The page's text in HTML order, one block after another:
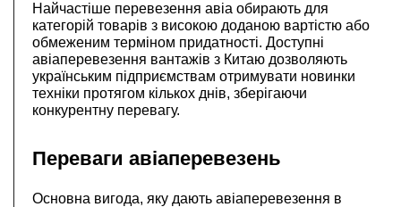
Найчастіше перевезення авіа обирають для
категорій товарів з високою доданою вартістю або
обмеженим терміном придатності. Доступні
авіаперевезення вантажів з Китаю дозволяють
українським підприємствам отримувати новинки
техніки протягом кількох днів, зберігаючи
конкурентну перевагу.
Переваги авіаперевезень
Основна вигода, яку дають авіаперевезення в